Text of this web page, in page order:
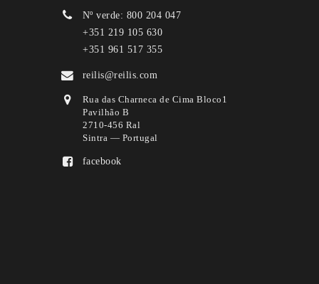
Nº verde: 800 204 047
+351 219 105 630
+351 961 517 355
reilis@reilis.com
Rua das Charneca de Cima Bloco1
Pavilhão B
2710-456 Ral
Sintra — Portugal
facebook